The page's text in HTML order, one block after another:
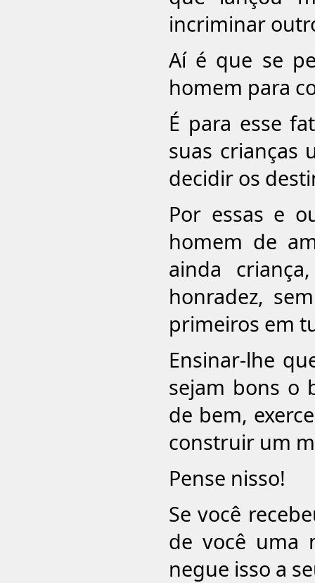
incriminar
Aí é que se
homem para
É para esse
suas crianças
decidir os
Por essas e
homem de
ainda
honradez,
primeiros em
Ensinar-lhe
sejam bons o
de bem,
construir um
Pense nisso!
Se você
de você uma
negue isso a